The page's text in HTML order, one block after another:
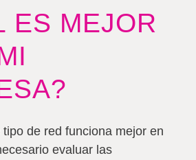
ES MEJOR
de red funciona mejor en
evaluar las